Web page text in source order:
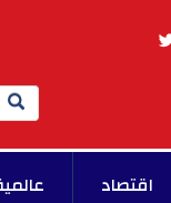
Search
اقتصاد